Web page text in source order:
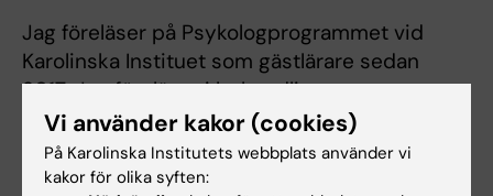
Jag föreläser på Psykologprogrammet vid
Karolinska Instituet som gästlärare sedan
2017. Jag föreläser i behandling av
panikångest inom klinisk psykologi och
undervisar i presentationsteknik och
feedback samt beteendeanalys inom arbets-
Vi använder kakor (cookies)
På Karolinska Institutets webbplats använder vi
kakor för olika syften: